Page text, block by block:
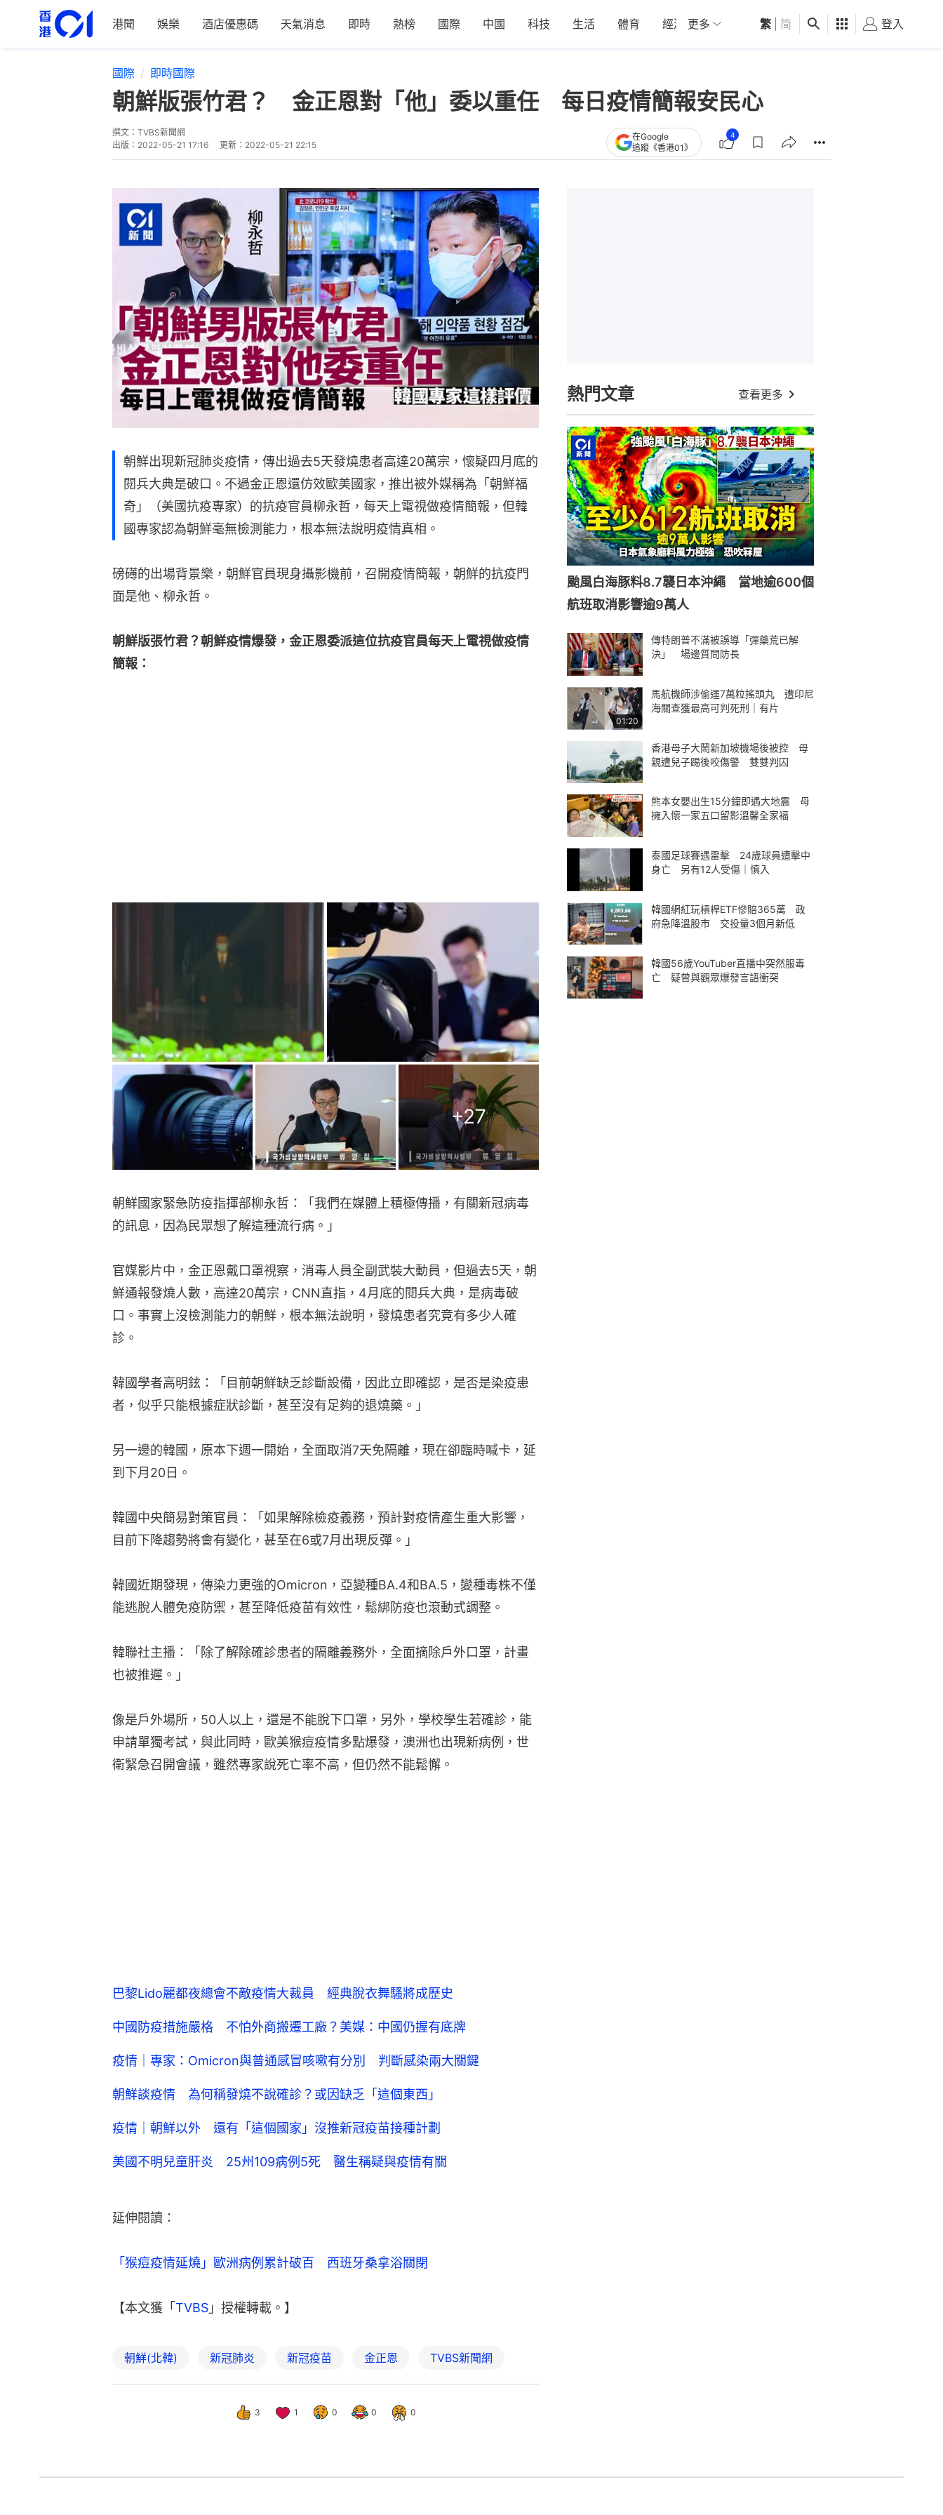
港聞 娛樂 酒店優惠碼 天氣消息 即時 熱榜 國際 中國 科技 生活 體育 經濟 01深圳 觀點 健康 好食玩飛
更多 繁 简 登入
國際 即時國際
朝鮮版張竹君？ 金正恩對「他」委以重任 每日疫情簡報安民心
撰文： TVBS新聞網
出版： 2022-05-21 17:16 更新： 2022-05-21 22:15
在Google
追蹤《香港01》
4
朝鮮出現新冠肺炎疫情，傳出過去5天發燒患者高達20萬宗，懷疑四月底的
閱兵大典是破口。不過金正恩還仿效歐美國家，推出被外媒稱為「朝鮮福
奇」（美國抗疫專家）的抗疫官員柳永哲，每天上電視做疫情簡報，但韓
國專家認為朝鮮毫無檢測能力，根本無法說明疫情真相。
磅礡的出場背景樂，朝鮮官員現身攝影機前，召開疫情簡報，朝鮮的抗疫門
面是他、柳永哲。
朝鮮版張竹君？朝鮮疫情爆發，金正恩委派這位抗疫官員每天上電視做疫情
簡報：
+27
朝鮮國家緊急防疫指揮部柳永哲：「我們在媒體上積極傳播，有關新冠病毒
的訊息，因為民眾想了解這種流行病。」
官媒影片中，金正恩戴口罩視察，消毒人員全副武裝大動員，但過去5天，朝
鮮通報發燒人數，高達20萬宗，CNN直指，4月底的閱兵大典，是病毒破
口。事實上沒檢測能力的朝鮮，根本無法說明，發燒患者究竟有多少人確
診。
韓國學者高明鉉：「目前朝鮮缺乏診斷設備，因此立即確認，是否是染疫患
者，似乎只能根據症狀診斷，甚至沒有足夠的退燒藥。」
另一邊的韓國，原本下週一開始，全面取消7天免隔離，現在卻臨時喊卡，延
到下月20日。
韓國中央簡易對策官員：「如果解除檢疫義務，預計對疫情產生重大影響，
目前下降趨勢將會有變化，甚至在6或7月出現反彈。」
韓國近期發現，傳染力更強的Omicron，亞變種BA.4和BA.5，變種毒株不僅
能逃脫人體免疫防禦，甚至降低疫苗有效性，鬆綁防疫也滾動式調整。
韓聯社主播：「除了解除確診患者的隔離義務外，全面摘除戶外口罩，計畫
也被推遲。」
像是戶外場所，50人以上，還是不能脫下口罩，另外，學校學生若確診，能
申請單獨考試，與此同時，歐美猴痘疫情多點爆發，澳洲也出現新病例，世
衛緊急召開會議，雖然專家說死亡率不高，但仍然不能鬆懈。
巴黎Lido麗都夜總會不敵疫情大裁員 經典脫衣舞騷將成歷史
中國防疫措施嚴格 不怕外商搬遷工廠？美媒：中國仍握有底牌
疫情｜專家：Omicron與普通感冒咳嗽有分別 判斷感染兩大關鍵
朝鮮談疫情 為何稱發燒不說確診？或因缺乏「這個東西」
疫情｜朝鮮以外 還有「這個國家」沒推新冠疫苗接種計劃
美國不明兒童肝炎 25州109病例5死 醫生稱疑與疫情有關
延伸閱讀：
「猴痘疫情延燒」歐洲病例累計破百　西班牙桑拿浴關閉
【本文獲「TVBS 」授權轉載。】
朝鮮(北韓) 新冠肺炎 新冠疫苗 金正恩 TVBS新聞網
3 1 0 0 0
熱門文章 查看更多
颱風白海豚料8.7襲日本沖繩 當地逾600個
航班取消影響逾9萬人
傳特朗普不滿被誤導「彈藥荒已解
決」 場邊質問防長
01:20
馬航機師涉偷運7萬粒搖頭丸 遭印尼
海關查獲最高可判死刑｜有片
香港母子大鬧新加坡機場後被控 母
親遭兒子踢後咬傷警 雙雙判囚
熊本女嬰出生15分鐘即遇大地震 母
擁入懷一家五口留影溫馨全家福
泰國足球賽遇雷擊 24歲球員遭擊中
身亡 另有12人受傷｜慎入
韓國網紅玩槓桿ETF慘賠365萬 政
府急降溫股市 交投量3個月新低
韓國56歲YouTuber直播中突然服毒
亡 疑曾與觀眾爆發言語衝突